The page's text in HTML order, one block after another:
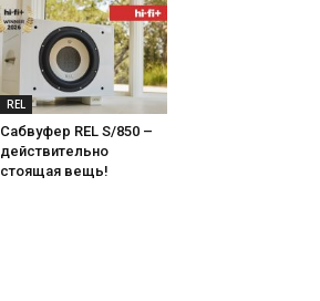
REL
Сабвуфер REL S/850 –
действительно
стоящая вещь!